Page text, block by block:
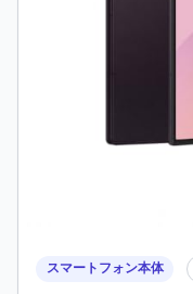
スマートフォン本体